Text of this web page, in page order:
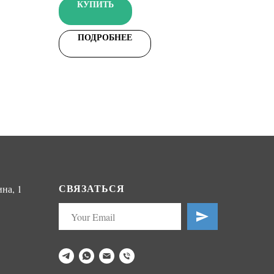
фотоэлементов, дальность 10 м,
электропитание 12-24 В
КУПИТЬ
ПОДРОБНЕЕ
1
СВЯЗАТЬСЯ